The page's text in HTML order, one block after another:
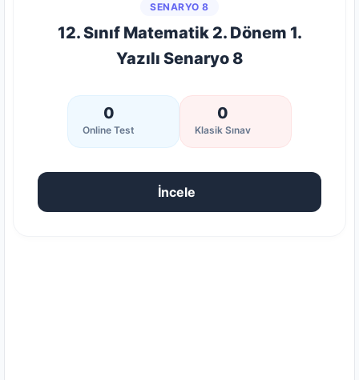
SENARYO 8
12. Sınıf Matematik 2. Dönem 1.
Yazılı Senaryo 8
0
Online Test
0
Klasik Sınav
İncele